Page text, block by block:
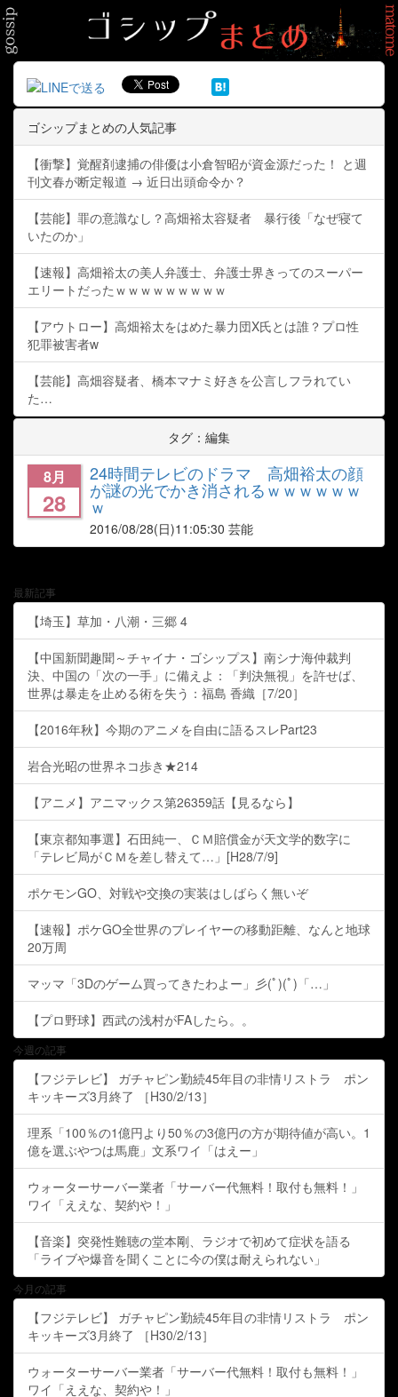
ゴシップまとめの人気記事
【衝撃】覚醒剤逮捕の俳優は小倉智昭が資金源だった！ と週
刊文春が断定報道 → 近日出頭命令か？
【芸能】罪の意識なし？高畑裕太容疑者 暴行後「なぜ寝て
いたのか」
【速報】高畑裕太の美人弁護士、弁護士界きってのスーパー
エリートだったｗｗｗｗｗｗｗｗｗ
【アウトロー】高畑裕太をはめた暴力団X氏とは誰？プロ性
犯罪被害者w
【芸能】高畑容疑者、橋本マナミ好きを公言しフラれてい
た…
タグ：編集
8月
28
24時間テレビのドラマ 高畑裕太の顔
が謎の光でかき消されるｗｗｗｗｗｗ
ｗ
2016/08/28(日)11:05:30 芸能
最新記事
【埼玉】草加・八潮・三郷 4
【中国新聞趣聞～チャイナ・ゴシップス】南シナ海仲裁判
決、中国の「次の一手」に備えよ：「判決無視」を許せば、
世界は暴走を止める術を失う：福島 香織［7/20］
【2016年秋】今期のアニメを自由に語るスレPart23
岩合光昭の世界ネコ歩き★214
【アニメ】アニマックス第26359話【見るなら】
【東京都知事選】石田純一、ＣＭ賠償金が天文学的数字に
「テレビ局がＣＭを差し替えて…」[H28/7/9]
ポケモンGO、対戦や交換の実装はしばらく無いぞ
【速報】ポケGO全世界のプレイヤーの移動距離、なんと地球
20万周
マッマ「3Dのゲーム買ってきたわよー」彡(ﾟ)(ﾟ)「…」
【プロ野球】西武の浅村がFAしたら。。
今週の記事
【フジテレビ】 ガチャピン勤続45年目の非情リストラ ポン
キッキーズ3月終了 ［H30/2/13］
理系「100％の1億円より50％の3億円の方が期待値が高い。1
億を選ぶやつは馬鹿」文系ワイ「はえー」
ウォーターサーバー業者「サーバー代無料！取付も無料！」
ワイ「ええな、契約や！」
【音楽】突発性難聴の堂本剛、ラジオで初めて症状を語る
「ライブや爆音を聞くことに今の僕は耐えられない」
今月の記事
【フジテレビ】 ガチャピン勤続45年目の非情リストラ ポン
キッキーズ3月終了 ［H30/2/13］
ウォーターサーバー業者「サーバー代無料！取付も無料！」
ワイ「ええな、契約や！」